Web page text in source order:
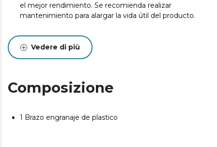
el mejor rendimiento. Se recomienda realizar
mantenimiento para alargar la vida útil del producto.
Vedere di più
Composizione
1 Brazo engranaje de plastico